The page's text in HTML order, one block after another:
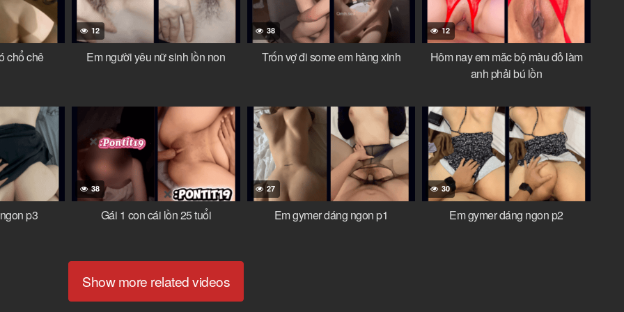
chổ chê
12
Em người yêu nữ sinh lồn non
38
Trốn vợ đi some em hàng xinh
12
Hôm nay em măc bộ màu đỏ làm
anh phải bú lồn
p3
38
Gái 1 con cái lồn 25 tuổi
27
Em gymer dáng ngon p1
30
Em gymer dáng ngon p2
Show more related videos